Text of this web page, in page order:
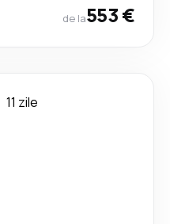
de la553 €
11 zile